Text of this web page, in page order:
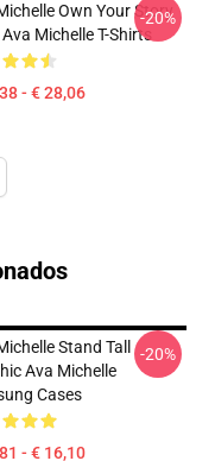
Own Your Story
Michelle T-Shirts
- € 28,06
-20%
Stand Tall
Ava Michelle
Cases
- € 16,10
-20%